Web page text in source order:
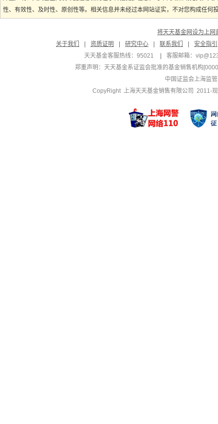
性、有效性、及时性、原创性等。相关信息并未经过本网站证实，不对您构成任
将天天基金网设为上网
关于我们
资质证明 研究中心 联系我们
安全指引
天天基金客服热线：95021
客服邮箱：
郑重声明： 天天基金系证监会批准的基金销售机构
中国证监会上海监
CopyRight 上海天天基金销售有限公司 2011-